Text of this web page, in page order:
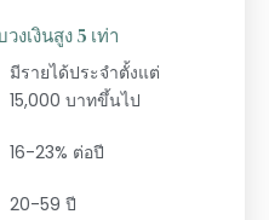
งเงินสูง 5 เท่า
มีรายได้ประจำตั้งแต่
15,000 บาทขึ้นไป
16-23% ต่อปี
20-59 ปี